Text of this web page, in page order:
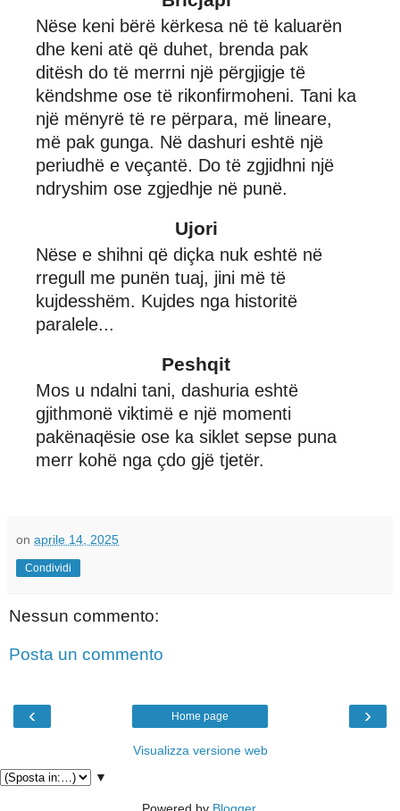
Nëse keni bërë kërkesa në të kaluarën
dhe keni atë që duhet, brenda pak
ditësh do të merrni një përgjigje të
këndshme ose të rikonfirmoheni. Tani ka
një mënyrë të re përpara, më lineare,
më pak gunga. Në dashuri eshtë një
periudhë e veçantë. Do të zgjidhni një
ndryshim ose zgjedhje në punë.
Ujori
Nëse e shihni që diçka nuk eshtë në
rregull me punën tuaj, jini më të
kujdesshëm. Kujdes nga historitë
paralele...
Peshqit
Mos u ndalni tani, dashuria eshtë
gjithmonë viktimë e një momenti
pakënaqësie ose ka siklet sepse puna
merr kohë nga çdo gjë tjetër.
on aprile 14, 2025
Condividi
Nessun commento:
Posta un commento
‹ ›
Home page
Visualizza versione web
▼
Powered by Blogger.